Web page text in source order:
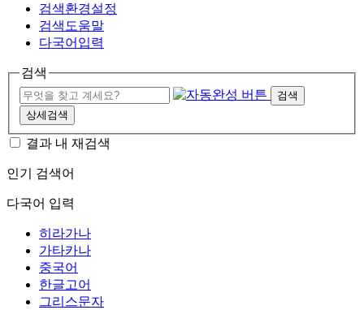
검색환경설정
검색도움말
다국어입력
검색
검색
상세검색
결과 내 재검색
인기 검색어
다국어 입력
히라가나
가타카나
중국어
한글고어
그리스문자